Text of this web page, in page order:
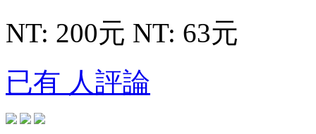
NT: 200元 NT: 63元
已有 人評論